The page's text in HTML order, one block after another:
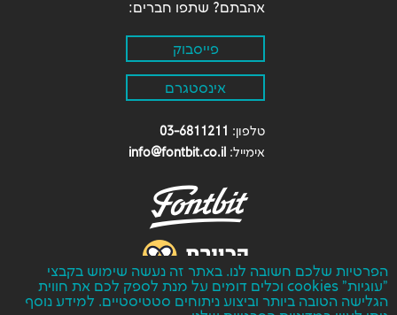
אהבתם? שתפו חברים:
פייסבוק
אינסטגרם
טלפון: 03-6811211
אימייל: info@fontbit.co.il
F
© כל הזכויות על הפונטים המוצגים באתר זה, שמורות לחברת
הפרטיות שלכם חשובה לנו. באתר זה נעשה שימוש בקבצי
"עוגיות" cookies וכלים דומים על מנת לספק לכם את חווית
הגלישה הטובה ביותר וביצוע ניתוחים סטטיסטיים. למידע נוסף